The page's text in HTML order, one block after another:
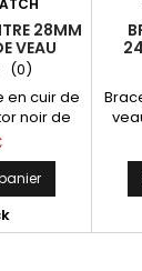
28MM
VEAU
(0)
en cuir de
noir de
pour